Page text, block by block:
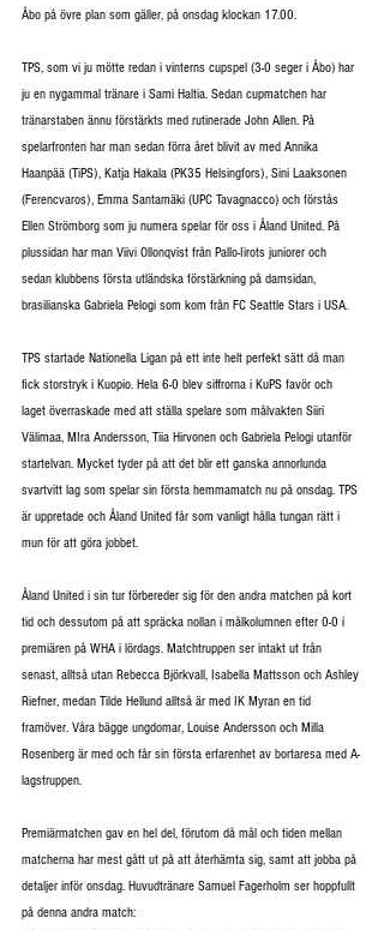
Åbo på övre plan som gäller, på onsdag klockan 17.00.
TPS, som vi ju mötte redan i vinterns cupspel (3-0 seger i Åbo) har
ju en nygammal tränare i Sami Haltia. Sedan cupmatchen har
tränarstaben ännu förstärkts med rutinerade John Allen. På
spelarfronten har man sedan förra året blivit av med Annika
Haanpää (TiPS), Katja Hakala (PK35 Helsingfors), Sini Laaksonen
(Ferencvaros), Emma Santamäki (UPC Tavagnacco) och förstås
Ellen Strömborg som ju numera spelar för oss i Åland United. På
plussidan har man Viivi Ollonqvist från Pallo-Iirots juniorer och
sedan klubbens första utländska förstärkning på damsidan,
brasilianska Gabriela Pelogi som kom från FC Seattle Stars i USA.
TPS startade Nationella Ligan på ett inte helt perfekt sätt då man
fick storstryk i Kuopio. Hela 6-0 blev siffrorna i KuPS favör och
laget överraskade med att ställa spelare som målvakten Siiri
Välimaa, MIra Andersson, Tiia Hirvonen och Gabriela Pelogi utanför
startelvan. Mycket tyder på att det blir ett ganska annorlunda
svartvitt lag som spelar sin första hemmamatch nu på onsdag. TPS
är uppretade och Åland United får som vanligt hålla tungan rätt i
mun för att göra jobbet.
Åland United i sin tur förbereder sig för den andra matchen på kort
tid och dessutom på att spräcka nollan i målkolumnen efter 0-0 i
premiären på WHA i lördags. Matchtruppen ser intakt ut från
senast, alltså utan Rebecca Björkvall, Isabella Mattsson och Ashley
Riefner, medan Tilde Hellund alltså är med IK Myran en tid
framöver. Våra bägge ungdomar, Louise Andersson och Milla
Rosenberg är med och får sin första erfarenhet av bortaresa med A-
lagstruppen.
Premiärmatchen gav en hel del, förutom då mål och tiden mellan
matcherna har mest gått ut på att återhämta sig, samt att jobba på
detaljer inför onsdag. Huvudtränare Samuel Fagerholm ser hoppfullt
på denna andra match: